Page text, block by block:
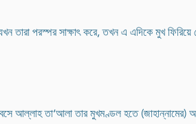
তারা পরস্পর সাক্ষাৎ করে, তখন এ এদিকে মুখ
আল্লাহ তা‘আলা তার মুখমণ্ডল হতে